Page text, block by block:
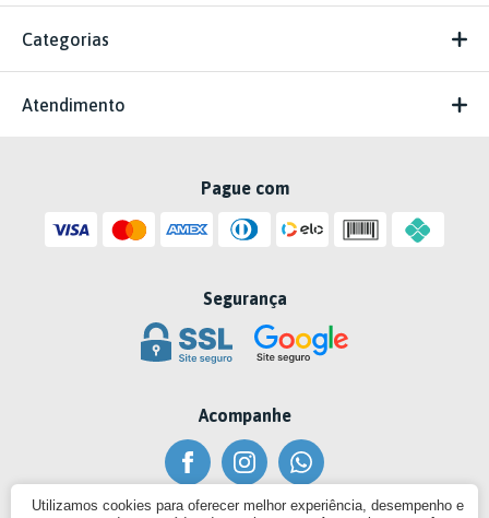
Categorias
Atendimento
Pague com
Segurança
Acompanhe
Utilizamos cookies para oferecer melhor experiência, desempenho e